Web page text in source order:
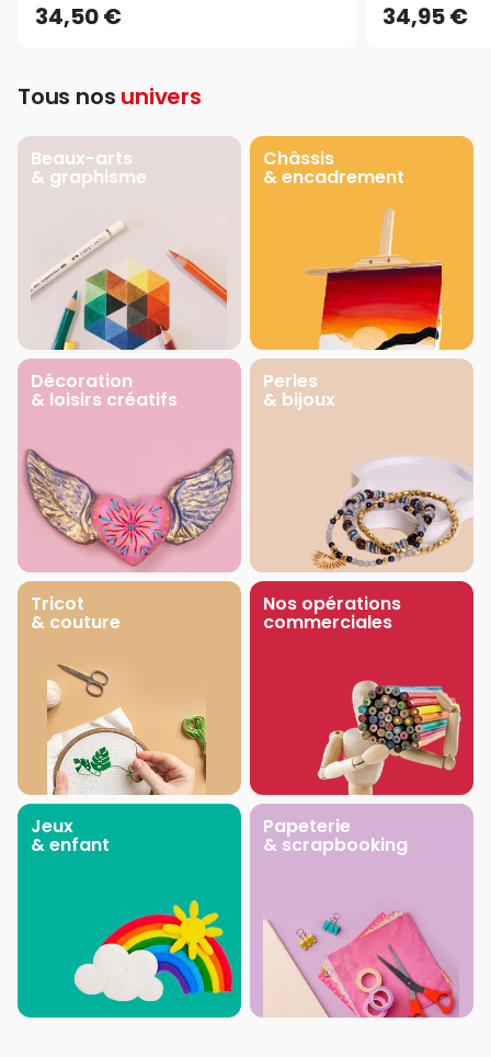
34,50 € 34,95 €
Tous nos univers
Beaux-arts
& graphisme
Châssis
& encadrement
Décoration
& loisirs créatifs
Perles
& bijoux
Tricot
& couture
Nos opérations
commerciales
Jeux
& enfant
Papeterie
& scrapbooking